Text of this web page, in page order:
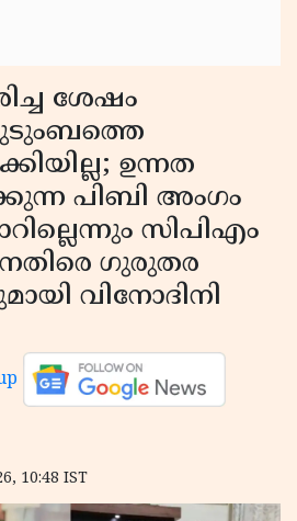
ശേഷം
ഉന്നത
പിബി അംഗം
സിപിഎം
ഗുരുതര
വിനോദിനി
10:48 IST